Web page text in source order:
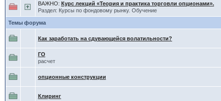
ВАЖНО: Курс лекций «Теория и практика торговли опционами».
Раздел: Курсы по фондовому рынку. Обучение
Темы форума
Как заработать на сдувающейся волатильности?
ГО
расчет
опционные конструкции
Клиринг